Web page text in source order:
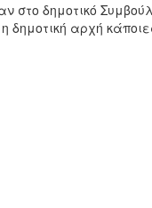
δημοτικό
αρχή